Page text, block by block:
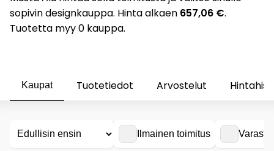
sopivin designkauppa. Hinta alkaen 657,06 €.
Tuotetta myy 0 kauppa.
Kaupat Tuotetiedot Arvostelut
Ilmainen toimitus